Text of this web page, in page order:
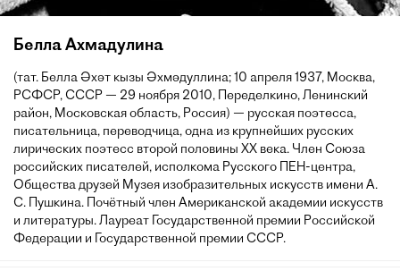
Белла Ахмадулина
(тат. Белла Әхәт кызы Әхмәдуллина; 10 апреля 1937, Москва,
РСФСР, СССР — 29 ноября 2010, Переделкино, Ленинский
район, Московская область, Россия) — русская поэтесса,
писательница, переводчица, одна из крупнейших русских
лирических поэтесс второй половины XX века. Член Союза
российских писателей, исполкома Русского ПЕН-центра,
Общества друзей Музея изобразительных искусств имени А.
С. Пушкина. Почётный член Американской академии искусств
и литературы. Лауреат Государственной премии Российской
Федерации и Государственной премии СССР.